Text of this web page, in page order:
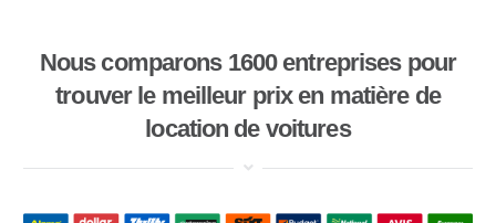
Nous comparons 1600 entreprises pour
trouver le meilleur prix en matière de
location de voitures